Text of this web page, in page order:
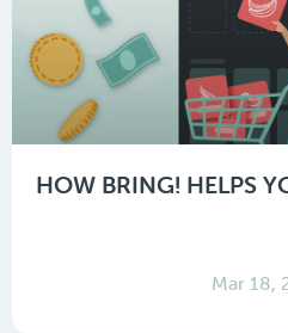
HOW BRING! HELPS
Mar 18,